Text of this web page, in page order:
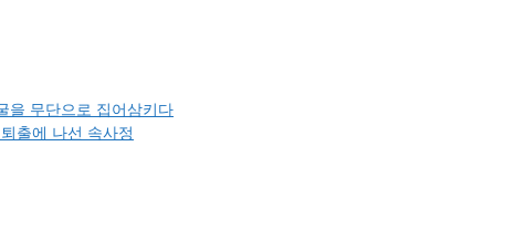
을 무단으로 집어삼키다
출에 나선 속사정